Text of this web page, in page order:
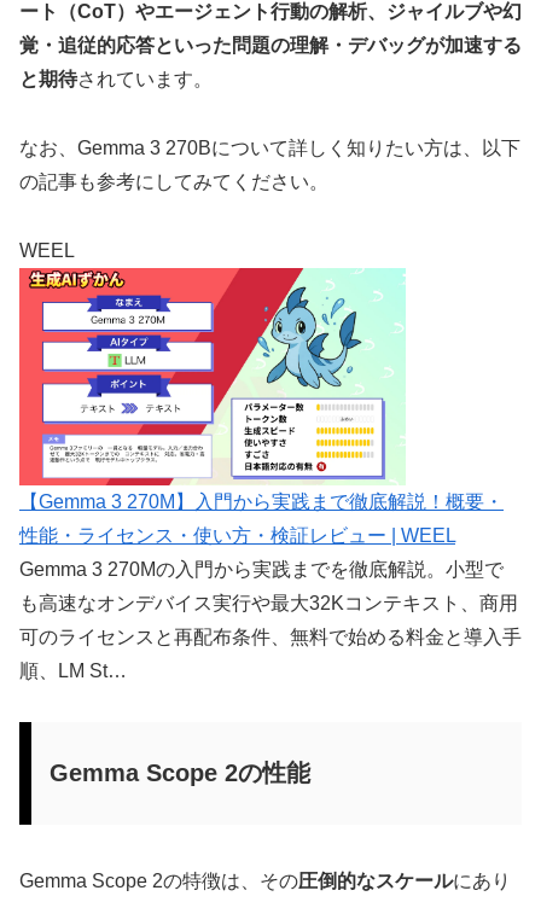
ート（CoT）やエージェント行動の解析、ジャイルブや幻
覚・追従的応答といった問題の理解・デバッグが加速する
と期待されています。
なお、Gemma 3 270Bについて詳しく知りたい方は、以下
の記事も参考にしてみてください。
WEEL
【Gemma 3 270M】入門から実践まで徹底解説！概要・
性能・ライセンス・使い方・検証レビュー | WEEL
Gemma 3 270Mの入門から実践までを徹底解説。小型で
も高速なオンデバイス実行や最大32Kコンテキスト、商用
可のライセンスと再配布条件、無料で始める料金と導入手
順、LM St…
Gemma Scope 2の性能
Gemma Scope 2の特徴は、その圧倒的なスケールにあり